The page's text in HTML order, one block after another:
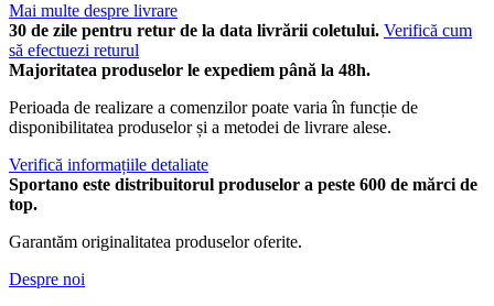
Mai multe despre livrare
30 de zile pentru retur de la data livrării coletului. Verifică cum
să efectuezi returul
Majoritatea produselor le expediem până la 48h.
Perioada de realizare a comenzilor poate varia în funcție de
disponibilitatea produselor și a metodei de livrare alese.
Verifică informațiile detaliate
Sportano este distribuitorul produselor a peste 600 de mărci de
top.
Garantăm originalitatea produselor oferite.
Despre noi